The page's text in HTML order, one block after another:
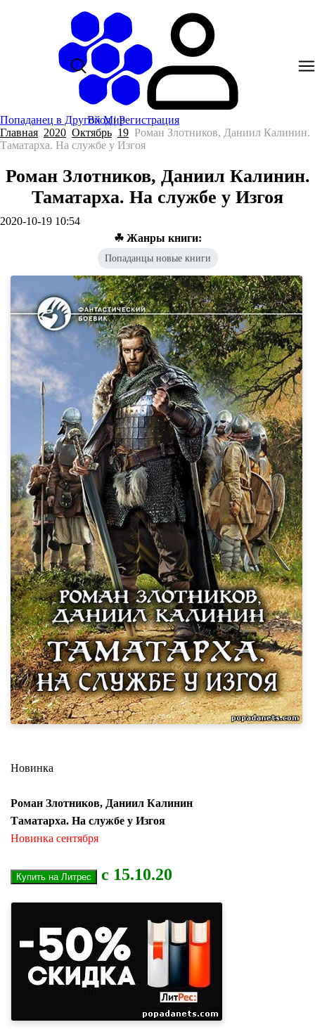
Попаданец в Другой Мир
Вход|Регистрация
Главная 2020 Октябрь 19 Роман Злотников, Даниил Калинин.
Таматарха. На службе у Изгоя
Роман Злотников, Даниил Калинин.
Таматарха. На службе у Изгоя
2020-10-19 10:54
☘ Жанры книги:
Попаданцы новые книги
Новинка
Роман Злотников, Даниил Калинин
Таматарха. На службе у Изгоя
Новинка сентября
с 15.10.20